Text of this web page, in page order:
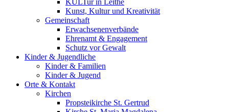
KULTur in Leithe
Kunst, Kultur und Kreativität
Gemeinschaft
Erwachsenenverbände
Ehrenamt & Engagement
Schutz vor Gewalt
Kinder & Jugendliche
Kinder & Familien
Kinder & Jugend
Orte & Kontakt
Kirchen
Propsteikirche St. Gertrud